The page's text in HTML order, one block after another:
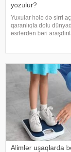
yozulur?
Yuxular hələ də sirri
qaranlıqla dolu
əsrlərdən bəri
rəngarəng yuxular
cinsəlikl
Alimlər uşaqlarda